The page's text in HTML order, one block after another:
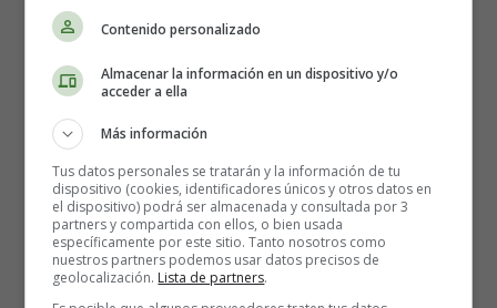
300 gramos de azúcar
6 huevos
1 cucharada de levadura en polvo
Elaboración:
Batir los huevos:En un recipiente grande, bate los 6
huevos hasta que estén espumosos. Este paso es
Contenido personalizado
Almacenar la información en un dispositivo y/o
acceder a ella
Más información
Tus datos personales se tratarán y la información de tu
dispositivo (cookies, identificadores únicos y otros datos en
el dispositivo) podrá ser almacenada y consultada por 3
partners y compartida con ellos, o bien usada
específicamente por este sitio. Tanto nosotros como
nuestros partners podemos usar datos precisos de
geolocalización. Lista de partners.